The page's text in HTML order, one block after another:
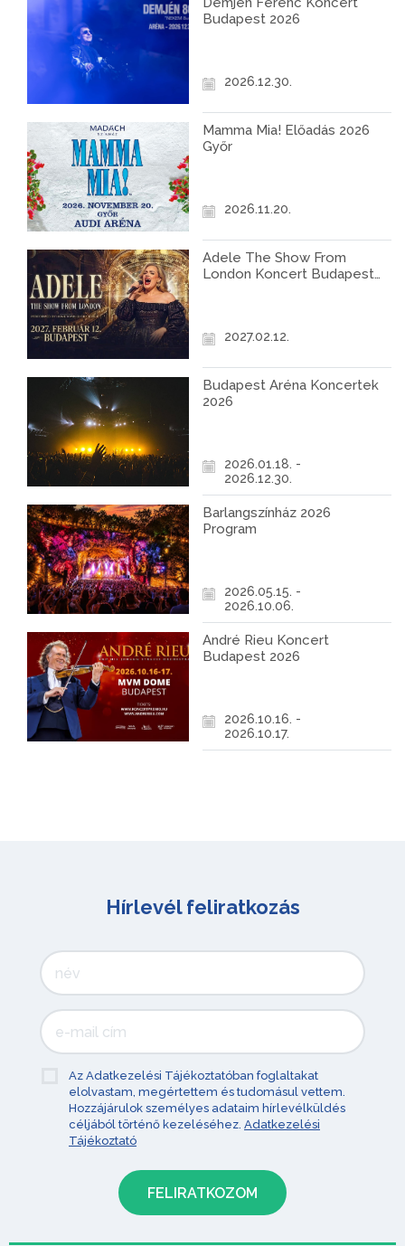
Budapest 2026
2026.12.30.
Mamma Mia! Előadás 2026
Győr
2026.11.20.
Adele The Show From
London Koncert Budapest
2027.02.12.
Budapest Aréna Koncertek
2026
2026.01.18. -
2026.12.30.
Barlangszínház 2026
Program
2026.05.15. -
2026.10.06.
André Rieu Koncert
Budapest 2026
2026.10.16. -
2026.10.17.
Hírlevél feliratkozás
Az Adatkezelési Tájékoztatóban foglaltakat
elolvastam, megértettem és tudomásul vettem.
Hozzájárulok személyes adataim hírlevélküldés
céljából történő kezeléséhez. Adatkezelési
Tájékoztató